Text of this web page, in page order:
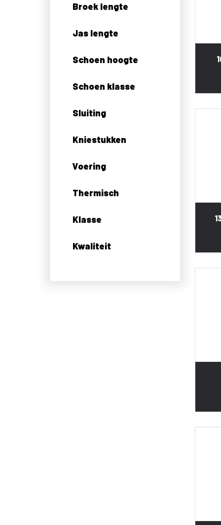
Broek lengte
Jas lengte
Schoen hoogte
Schoen klasse
Sluiting
Kniestukken
Voering
Thermisch
Klasse
Kwaliteit